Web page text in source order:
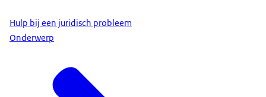
Hulp bij een juridisch probleem
Onderwerp